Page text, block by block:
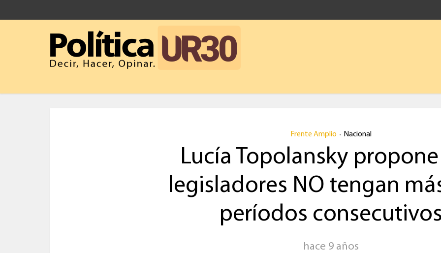
Frente Amplio • Nacional
Lucía Topolansky
legisladores NO tengan
períodos
hace 9 años